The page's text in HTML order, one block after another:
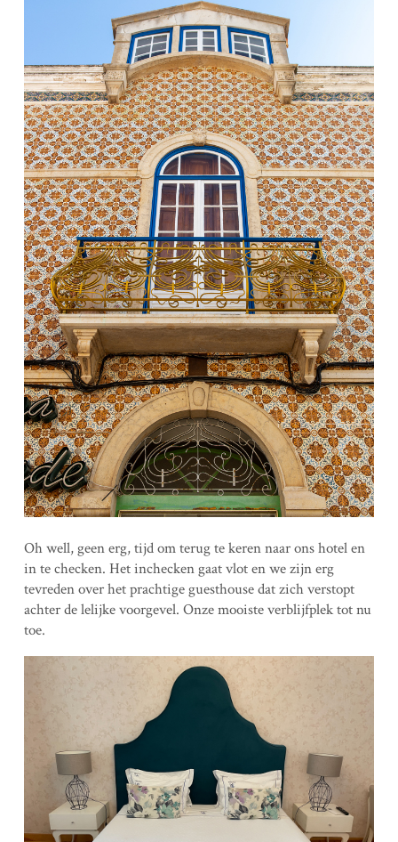
Oh well, geen erg, tijd om terug te keren naar ons hotel en
in te checken. Het inchecken gaat vlot en we zijn erg
tevreden over het prachtige guesthouse dat zich verstopt
achter de lelijke voorgevel. Onze mooiste verblijfplek tot nu
toe.